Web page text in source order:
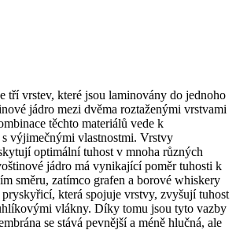
tří vrstev, které jsou laminovány do jednoho
jádro mezi dvěma roztaženými vrstvami
těchto materiálů vede k
výjimečnými vlastnostmi. Vrstvy
optimální tuhost v mnoha různých
jádro má vynikající poměr tuhosti k
směru, zatímco grafen a borové whiskery
pryskyřicí, která spojuje vrstvy, zvyšují tuhost
vlákny. Díky tomu jsou tyto vazby
se stává pevnější a méně hlučná, ale